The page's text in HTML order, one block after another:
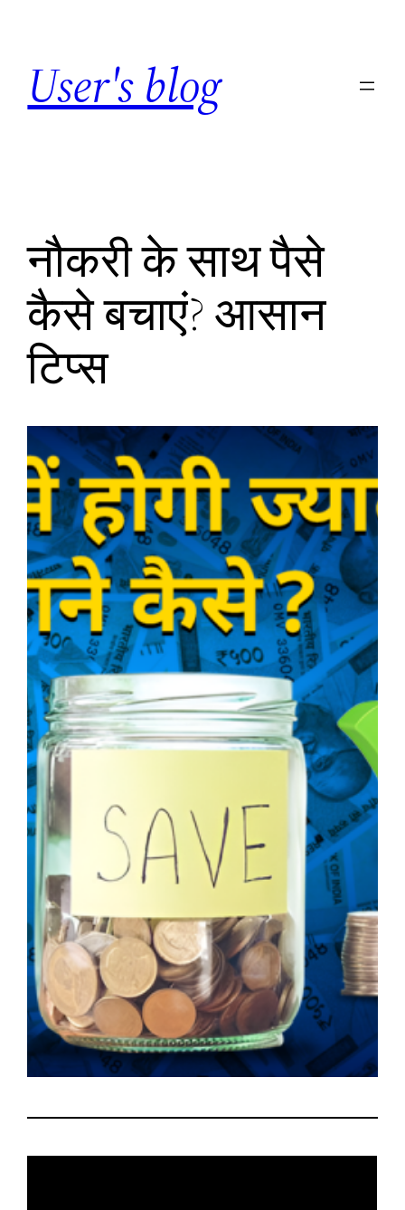
content
User's blog
नौकरी के साथ पैसे
कैसे बचाएं? आसान
टिप्स